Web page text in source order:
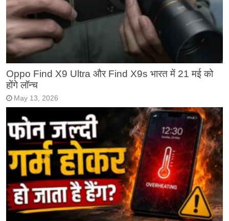
Oppo Find X9 Ultra और Find X9s भारत में 21 मई को
होंगे लॉन्च
May 13, 2026